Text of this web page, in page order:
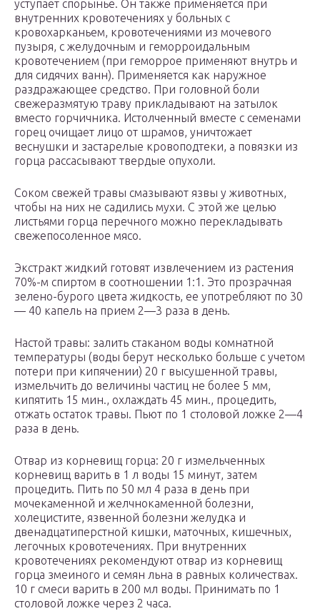
уступает спорынье. Он также применяется при
внутренних кровотечениях у больных с
кровохарканьем, кровотечениями из мочевого
пузыря, с желудочным и геморроидальным
кровотечением (при геморрое применяют внутрь и
для сидячих ванн). Применяется как наружное
раздражающее средство. При головной боли
свежеразмятую траву прикладывают на затылок
вместо горчичника. Истолченный вместе с семенами
горец очищает лицо от шрамов, уничтожает
веснушки и застарелые кровоподтеки, а повязки из
горца рассасывают твердые опухоли.
Соком свежей травы смазывают язвы у животных,
чтобы на них не садились мухи. С этой же целью
листьями горца перечного можно перекладывать
свежепосоленное мясо.
Экстракт жидкий готовят извлечением из растения
70%-м спиртом в соотношении 1:1. Это прозрачная
зелено-бурого цвета жидкость, ее употребляют по 30
— 40 капель на прием 2—3 раза в день.
Настой травы: залить стаканом воды комнатной
температуры (воды берут несколько больше с учетом
потери при кипячении) 20 г высушенной травы,
измельчить до величины частиц не более 5 мм,
кипятить 15 мин., охлаждать 45 мин., процедить,
отжать остаток травы. Пьют по 1 столовой ложке 2—4
раза в день.
Отвар из корневищ горца: 20 г измельченных
корневищ варить в 1 л воды 15 минут, затем
процедить. Пить по 50 мл 4 раза в день при
мочекаменной и желчнокаменной болезни,
холецистите, язвенной болезни желудка и
двенадцатиперстной кишки, маточных, кишечных,
легочных кровотечениях. При внутренних
кровотечениях рекомендуют отвар из корневищ
горца змеиного и семян льна в равных количествах.
10 г смеси варить в 200 мл воды. Принимать по 1
столовой ложке через 2 часа.